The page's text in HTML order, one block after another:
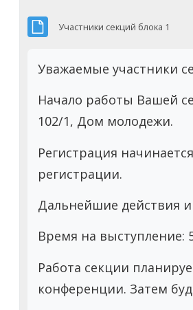
Участники секций блока 1
Уважаемые участники
Начало работы Вашей
102/1, Дом молодежи.
Регистрация
регистрации.
Дальнейшие действия
Время на выступление:
Работа секции
конференции. Затем